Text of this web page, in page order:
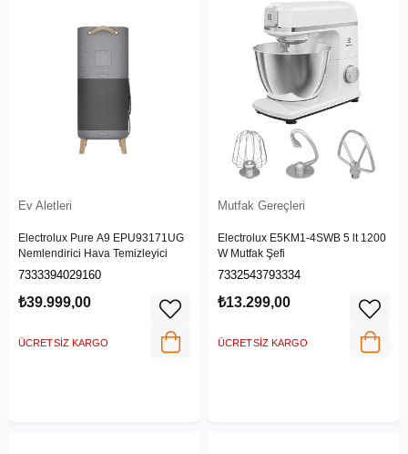
Ev Aletleri
Electrolux Pure A9 EPU93171UG
Nemlendirici Hava Temizleyici
7333394029160
₺39.999,00
ÜCRETSIZ KARGO
Mutfak Gereçleri
Electrolux E5KM1-4SWB 5 lt 1200
W Mutfak Şefi
7332543793334
₺13.299,00
ÜCRETSIZ KARGO